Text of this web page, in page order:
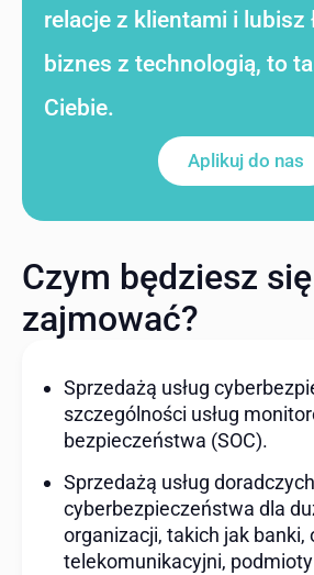
relacje z klientami i lubisz
biznes z technologią, to
Ciebie.
Aplikuj do nas
Czym będziesz się
zajmować?
Sprzedażą usług
szczególności usług
bezpieczeństwa (SOC).
Sprzedażą usług
cyberbezpieczeństwa dla
organizacji, takich jak banki,
telekomunikacyjni,